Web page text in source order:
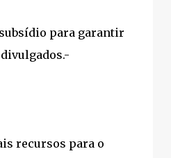
para garantir
recursos para o